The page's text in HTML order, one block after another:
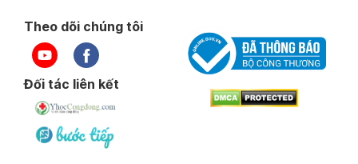
Theo dõi chúng tôi
Đối tác liên kết